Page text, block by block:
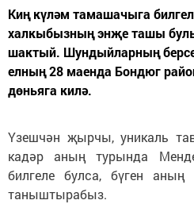
Киң күләм тамашачыга
халкыбызның энҗе ташы
шактый. Шундыйларның
елның 28 маенда Бондюг
дөньяга килә.
Үзешчән җырчы, уникаль
кадәр аның турында
билгеле булса, бүген
таныштырабыз.